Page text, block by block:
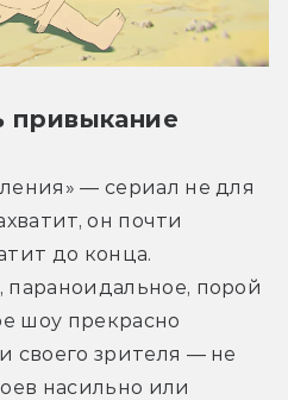
привыкание
— сериал не для
он почти
до конца.
параноидальное, порой
шоу прекрасно
своего зрителя — не
насильно или